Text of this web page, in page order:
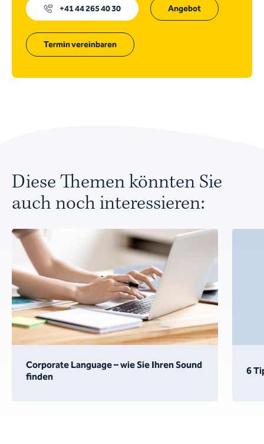
+41 44 265 40 30 Angebot
Termin vereinbaren
Diese Themen könnten Sie
auch noch interessieren:
Corporate Language – wie Sie Ihren Sound
finden
6